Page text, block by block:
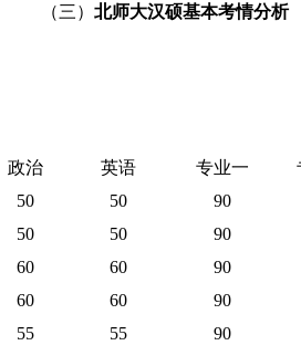
（三） 北师大汉硕基本考情分析
政治 英语 专业一
50 50 90
50 50 90
60 60 90
60 60 90
55 55 90